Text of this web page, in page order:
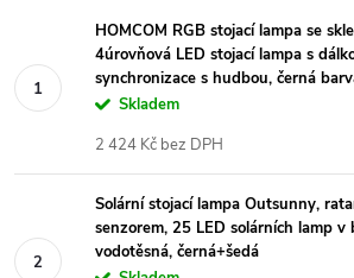
HOMCOM RGB stojací lampa se
4úrovňová LED stojací lampa s
synchronizace s hudbou, černá
Skladem
2 424 Kč bez DPH
Solární stojací lampa Outsunny,
senzorem, 25 LED solárních lamp
vodotěsná, černá+šedá